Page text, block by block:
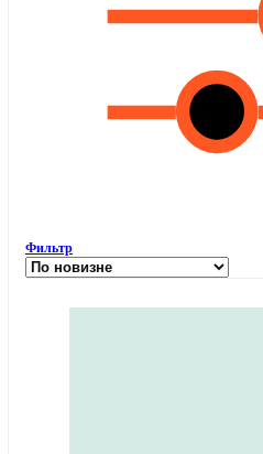
Фильтр